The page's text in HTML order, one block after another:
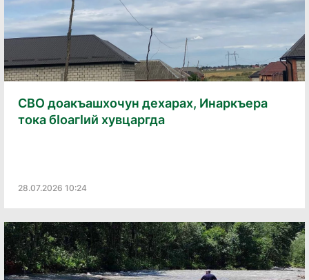
СВО доакъашхочун дехарах, Инаркъера
тока бӏоагӏий хувцаргда
28.07.2026 10:24